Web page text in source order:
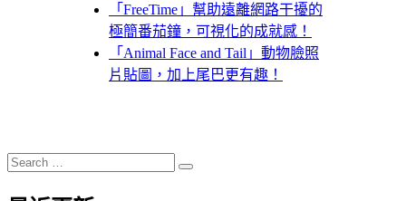
「FreeTime」幫助遠離網路干擾的
極簡番茄鐘，可視化的成就感！
「Animal Face and Tail」動物臉照
片貼圖，加上尾巴更有趣！
Search
for:
Search